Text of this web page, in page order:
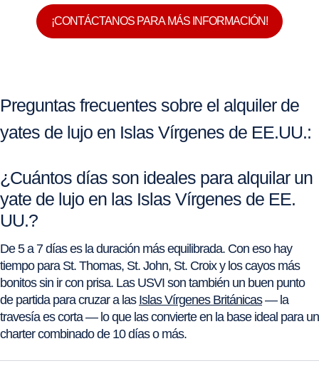
¡CONTÁCTANOS PARA MÁS INFORMACIÓN!
Preguntas frecuentes sobre el alquiler de
yates de lujo en Islas Vírgenes de EE.UU.:
¿Cuántos días son ideales para alquilar un
yate de lujo en las Islas Vírgenes de EE.
UU.?
De 5 a 7 días es la duración más equilibrada. Con eso hay
tiempo para St. Thomas, St. John, St. Croix y los cayos más
bonitos sin ir con prisa. Las USVI son también un buen punto
de partida para cruzar a las Islas Vírgenes Británicas— la
travesía es corta — lo que las convierte en la base ideal para un
charter combinado de 10 días o más.